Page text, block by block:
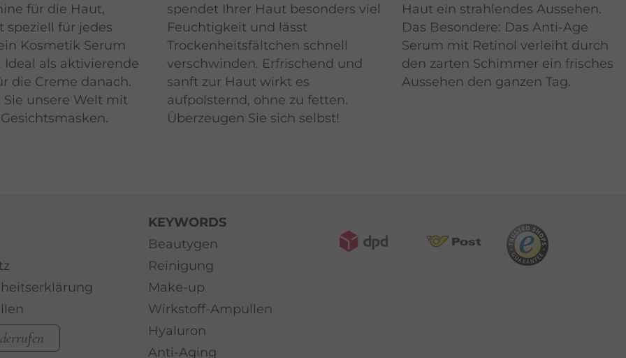
für die Haut,
speziell für jedes
Kosmetik Serum
als aktivierende
die Creme danach.
Sie unsere Welt mit
spendet Ihrer Haut besonders viel
Feuchtigkeit und lässt
Trockenheitsfältchen schnell
verschwinden. Erfrischend und
sanft zur Haut wirkt es
aufpolsternd, ohne zu fetten.
Überzeugen Sie sich selbst!
Haut ein strahlendes Aussehen.
Das Besondere: Das Anti-Age
Serum mit Retinol verleiht durch
den zarten Schimmer ein frisches
Aussehen den ganzen Tag.
KEYWORDS
Beautygen
Reinigung
Make-up
Wirkstoff-Ampullen
Hyaluron
Anti-Aging